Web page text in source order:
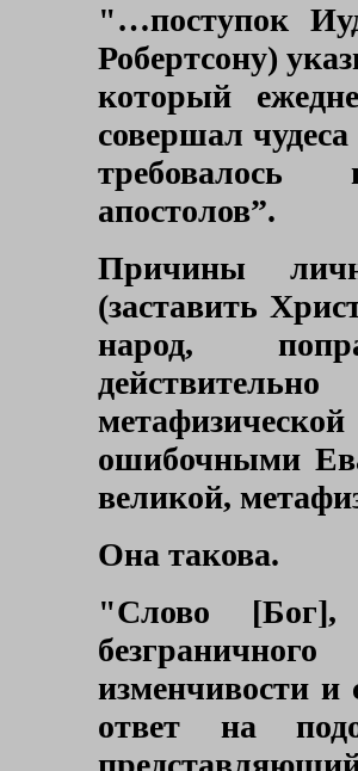
"…поступок
Робертсону)
который
совершал
требовалось
апостолов”.
Причины
(заставить
народ,
ошибочными
великой,
Она такова.
"Слово [Бог],
изменчивости
ответ на